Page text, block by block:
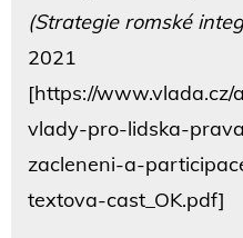
(Strategie romské
2021
[https://www.vlada.cz/
vlady-pro-lidska-
zacleneni-a-
textova-cast_OK.pdf]